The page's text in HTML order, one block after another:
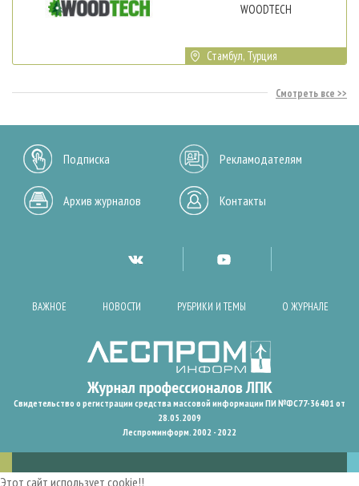
WOODTECH
Стамбул, Турция
Смотреть все
Подписка Рекламодателям
Архив журналов Контакты
ВАЖНОЕ НОВОСТИ РУБРИКИ И ТЕМЫ О ЖУРНАЛЕ
Свидетельство о регистрации средства массовой информации ПИ №ФС77-36401 от
28.05.2009
Леспроминформ. 2002 - 2022
Этот сайт использует cookie!!